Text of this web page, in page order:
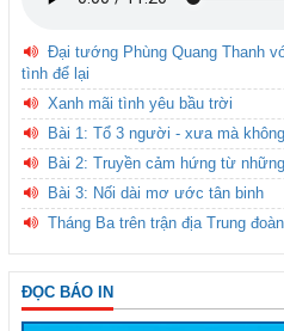
Đại tướng Phùng Quang Thanh
tình để lại
Xanh mãi tình yêu bầu trời
Bài 1: Tổ 3 người - xưa mà
Bài 2: Truyền cảm hứng từ
Bài 3: Nối dài mơ ước tân binh
Tháng Ba trên trận địa Trung
ĐỌC BÁO IN